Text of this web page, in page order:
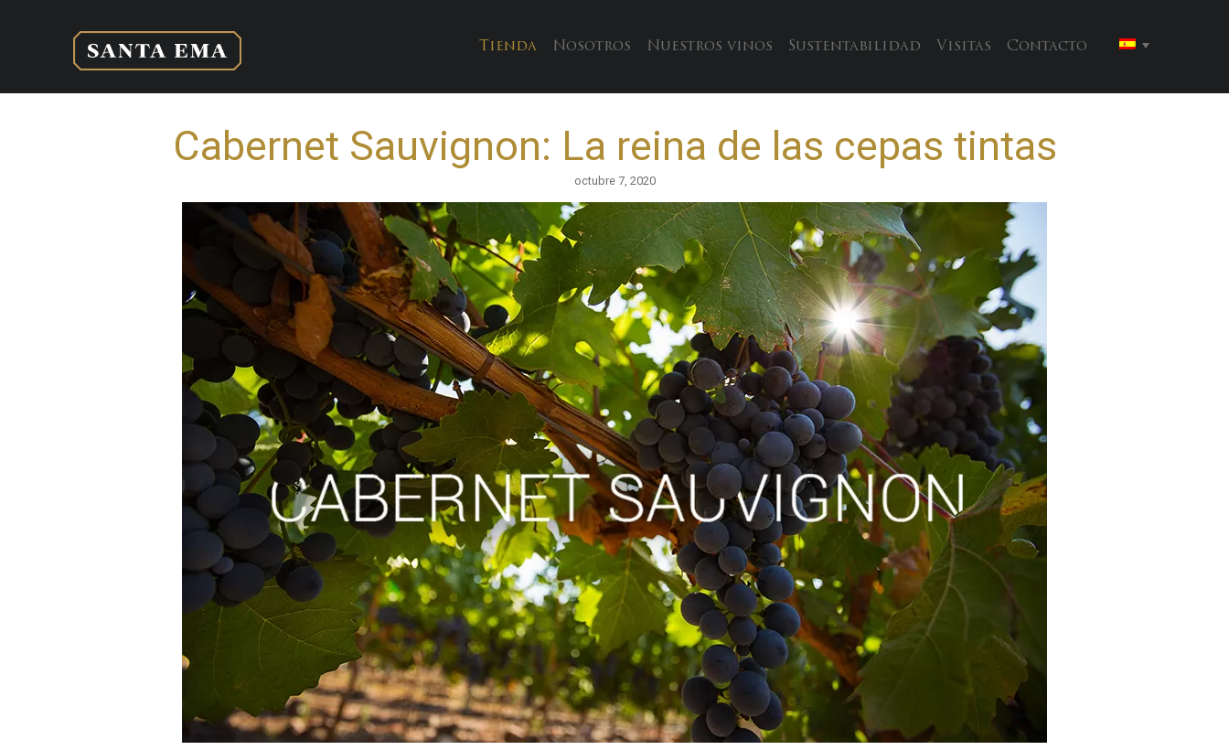
Tienda Nosotros Nuestros vinos Sustentabilidad Visitas Contacto
Cabernet Sauvignon: La reina de las cepas tintas
octubre 7, 2020